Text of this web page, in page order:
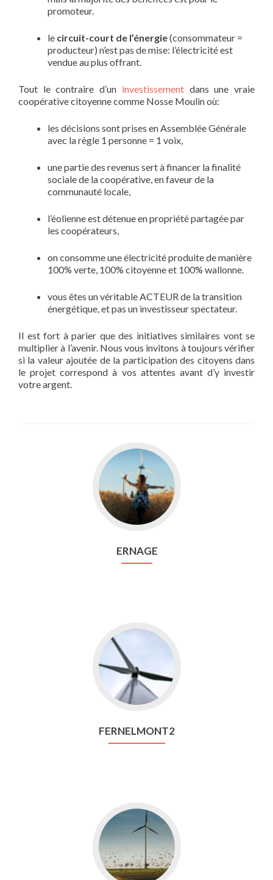
promoteur.
le circuit-court de l’énergie(consommateur =
producteur) n’est pas de mise: l’électricité est
vendue au plus offrant.
Tout le contraire d’un investissementdans une vraie
coopérative citoyenne comme Nosse Moulin où:
les décisions sont prises en Assemblée Générale
avec la règle 1 personne = 1 voix,
une partie des revenus sert à financer la finalité
sociale de la coopérative, en faveur de la
communauté locale,
l’éolienne est détenue en propriété partagée par
les coopérateurs,
on consomme une électricité produite de manière
100% verte, 100% citoyenne et 100% wallonne.
vous êtes un véritable ACTEUR de la transition
énergétique, et pas un investisseur spectateur.
Il est fort à parier que des initiatives similaires vont se
multiplier à l’avenir. Nous vous invitons à toujours vérifier
si la valeur ajoutée de la participation des citoyens dans
le projet correspond à vos attentes avant d’y investir
votre argent.
Aller
vers
Ernage
ERNAGE
Aller
Fernelmont2
FERNELMONT2
Aller
vers
Boneffe